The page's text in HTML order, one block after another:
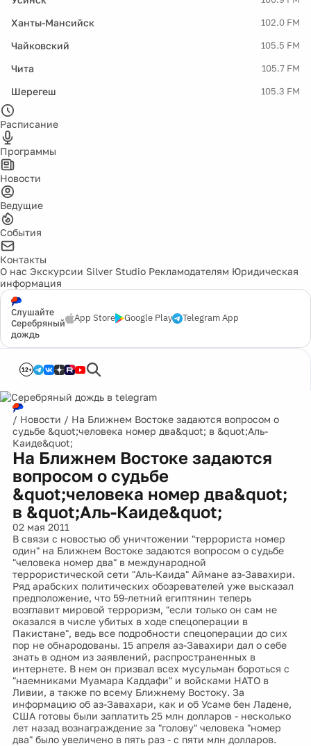
Ханты-Мансийск 102.0 FM
Чайковский 105.5 FM
Чита 105.7 FM
Шерегеш 105.3 FM
Расписание
Программы
Новости
Ведущие
События
Контакты
О нас Экскурсии Silver Studio Рекламодателям Юридическая
информация
Слушайте
Серебряный
дождь
App Store Google Play Telegram App
12+
/ Новости / На Ближнем Востоке задаются вопросом о
судьбе &quot;человека номер два&quot; в &quot;Аль-
Каиде&quot;
На Ближнем Востоке задаются
вопросом о судьбе
&quot;человека номер два&quot;
в &quot;Аль-Каиде&quot;
02 мая 2011
В связи с новостью об уничтожении "террориста номер
один" на Ближнем Востоке задаются вопросом о судьбе
"человека номер два" в международной
террористической сети "Аль-Каида" Аймане аз-Завахири.
Ряд арабских политических обозревателей уже высказал
предположение, что 59-летний египтянин теперь
возглавит мировой терроризм, "если только он сам не
оказался в числе убитых в ходе спецоперации в
Пакистане", ведь все подробности спецоперации до сих
пор не обнародованы. 15 апреля аз-Завахири дал о себе
знать в одном из заявлений, распространенных в
интернете. В нем он призвал всех мусульман бороться с
"наемниками Муамара Каддафи" и войсками НАТО в
Ливии, а также по всему Ближнему Востоку. За
информацию об аз-Завахари, как и об Усаме бен Ладене,
США готовы были заплатить 25 млн долларов - несколько
лет назад вознаграждение за "голову" человека "номер
два" было увеличено в пять раз - с пяти млн долларов.